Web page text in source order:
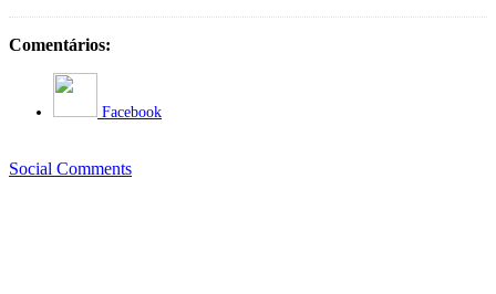
Comentários:
Facebook
Social Comments